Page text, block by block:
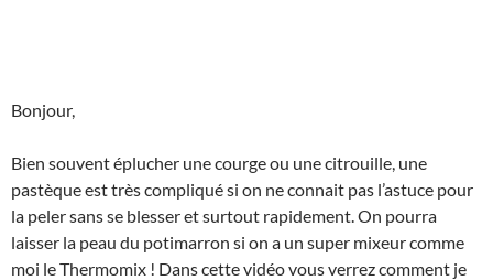
Bonjour,
Bien souvent éplucher une courge ou une citrouille, une
pastèque est très compliqué si on ne connait pas l’astuce pour
la peler sans se blesser et surtout rapidement. On pourra
laisser la peau du potimarron si on a un super mixeur comme
moi le Thermomix ! Dans cette vidéo vous verrez comment je